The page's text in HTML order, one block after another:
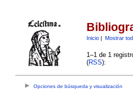
Inicio| Mostrar
1–1 de 1
(RSS):
Opciones de búsqueda y visualización